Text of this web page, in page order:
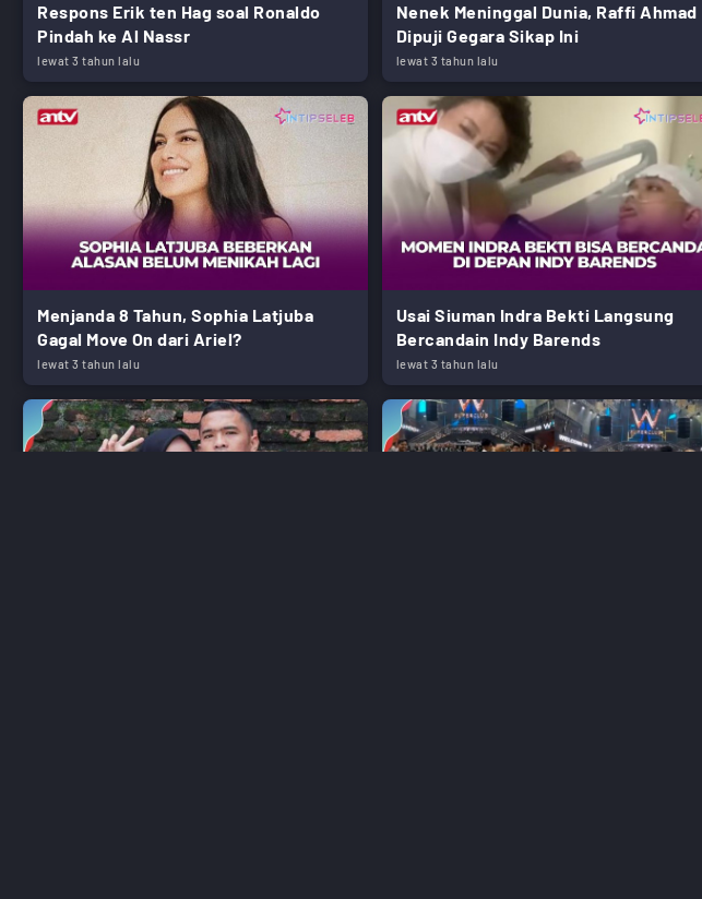
Respons Erik ten Hag soal Ronaldo
Pindah ke Al Nassr
lewat 3 tahun lalu
Nenek Meninggal Dunia, Raffi Ahmad
Dipuji Gegara Sikap Ini
lewat 3 tahun lalu
Menjanda 8 Tahun, Sophia Latjuba
Gagal Move On dari Ariel?
lewat 3 tahun lalu
Usai Siuman Indra Bekti Langsung
Bercandain Indy Barends
lewat 3 tahun lalu